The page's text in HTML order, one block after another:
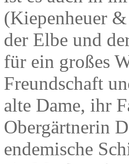
(Kiepenheuer
der Elbe und
für ein großes
Freundschaft
alte Dame, ihr
Obergärtnerin
endemische